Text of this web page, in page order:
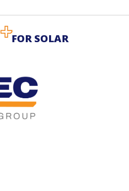
FOR SOLAR